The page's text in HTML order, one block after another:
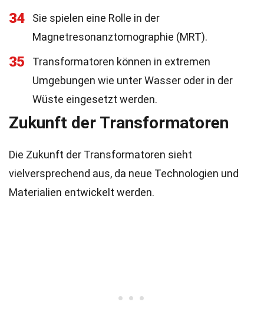
34
Sie spielen eine Rolle in der
Magnetresonanztomographie (MRT).
35
Transformatoren können in extremen
Umgebungen wie unter Wasser oder in der
Wüste eingesetzt werden.
Zukunft der Transformatoren
Die Zukunft der Transformatoren sieht
vielversprechend aus, da neue Technologien und
Materialien entwickelt werden.